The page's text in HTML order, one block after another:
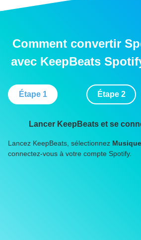
Comment convertir
avec KeepBeats
Étape 1 Étape 2
Lancer KeepBeats et se
Lancez KeepBeats, sélectionnez Musique
connectez-vous à votre compte Spotify.